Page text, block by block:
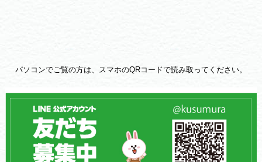
パソコンでご覧の方は、スマホのQRコードで読み取ってください。